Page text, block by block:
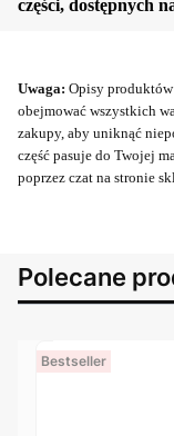
części, dostępnych
Uwaga: Opisy
obejmować wszystkich
zakupy, aby uniknąć
część pasuje do Twojej
poprzez czat na stronie
Polecane
Bestseller